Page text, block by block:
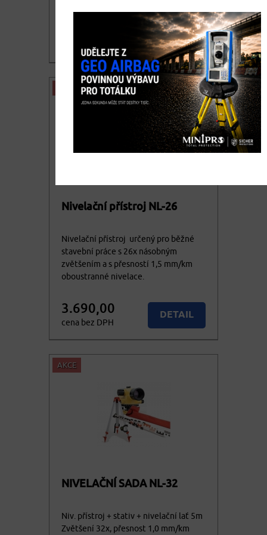
cena bez DPH
DETAIL
3.738,90
cena vč. DPH
Více variant
Nivelační přístroj NL-26
Nivelační přístroj určený pro běžné
stavební práce s 26x násobným
zvětšením a s přesností 1,5 mm/km
oboustranné nivelace.
3.690,00
cena bez DPH
DETAIL
Nedostupné
AKCE
NIVELAČNÍ SADA NL-32
Niv. přístroj + stativ + nivelační lať 5m
Zvětšení 32x, přesnost 1,0 mm/km